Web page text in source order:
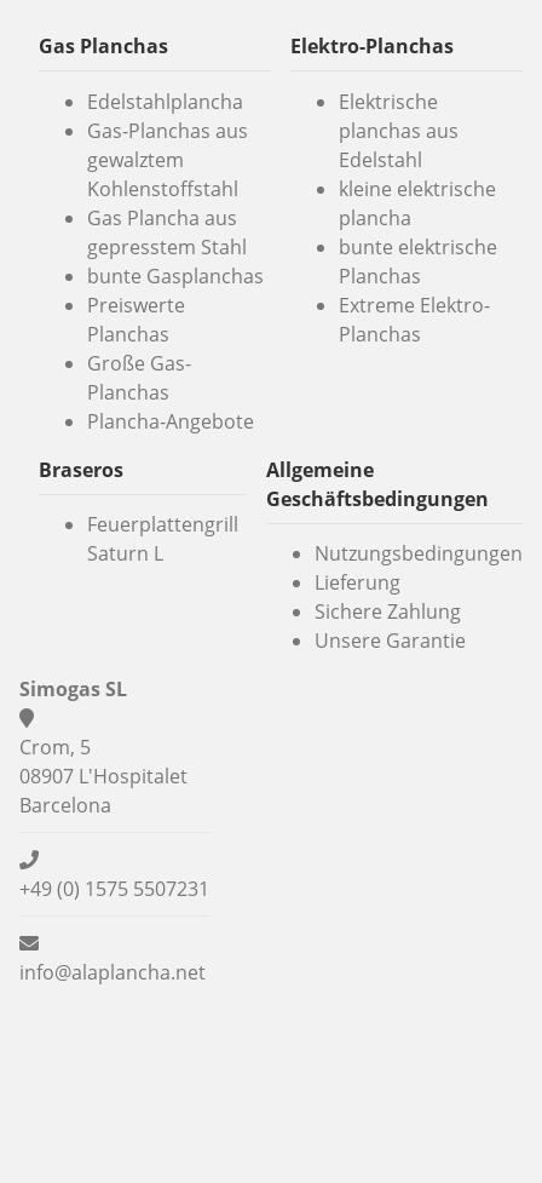
Gas Planchas
Edelstahlplancha
Gas-Planchas aus
gewalztem
Kohlenstoffstahl
Gas Plancha aus
gepresstem Stahl
bunte Gasplanchas
Preiswerte
Planchas
Große Gas-
Planchas
Plancha-Angebote
Elektro-Planchas
Elektrische
planchas aus
Edelstahl
kleine elektrische
plancha
bunte elektrische
Planchas
Extreme Elektro-
Planchas
Braseros
Feuerplattengrill
Saturn L
Allgemeine
Geschäftsbedingungen
Nutzungsbedingungen
Lieferung
Sichere Zahlung
Unsere Garantie
Simogas SL
Crom, 5
08907 L'Hospitalet
Barcelona
+49 (0) 1575 5507231
info@alaplancha.net